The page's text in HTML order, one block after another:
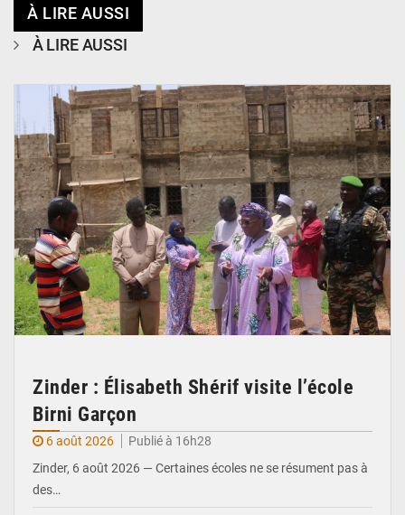
À LIRE AUSSI
À LIRE AUSSI
Zinder : Élisabeth Shérif visite l’école
Birni Garçon
6 août 2026
Publié à 16h28
Zinder, 6 août 2026 — Certaines écoles ne se résument pas à
des…